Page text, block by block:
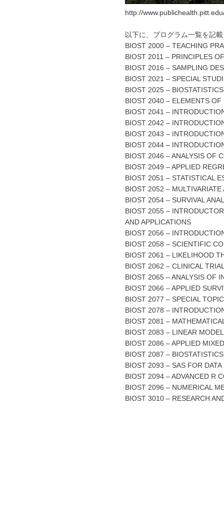
http://
以下に、プログラム一覧を記
BIOST 2000 – TEACHING
BIOST 2011 – PRINCIPLES
BIOST 2016 – SAMPLING
BIOST 2021 – SPECIAL
BIOST 2025 –
BIOST 2040 – ELEMENTS
BIOST 2041 –
BIOST 2042 –
BIOST 2043 –
BIOST 2044 –
BIOST 2046 – ANALYSIS OF
BIOST 2049 – APPLIED
BIOST 2051 – STATISTICAL
BIOST 2052 – MULTIVARIATE
BIOST 2054 – SURVIVAL
BIOST 2055 –
AND APPLICATIONS
BIOST 2056 –
BIOST 2058 – SCIENTIFIC
BIOST 2061 – LIKELIHOOD
BIOST 2062 – CLINICAL
BIOST 2065 – ANALYSIS OF
BIOST 2066 – APPLIED
BIOST 2077 – SPECIAL
BIOST 2078 –
BIOST 2081 –
BIOST 2083 – LINEAR
BIOST 2086 – APPLIED
BIOST 2087 –
BIOST 2093 – SAS FOR
BIOST 2094 – ADVANCED R
BIOST 2096 – NUMERICAL
BIOST 3010 – RESEARCH